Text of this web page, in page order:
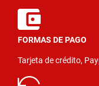
FORMAS DE PAGO
Tarjeta de crédito,